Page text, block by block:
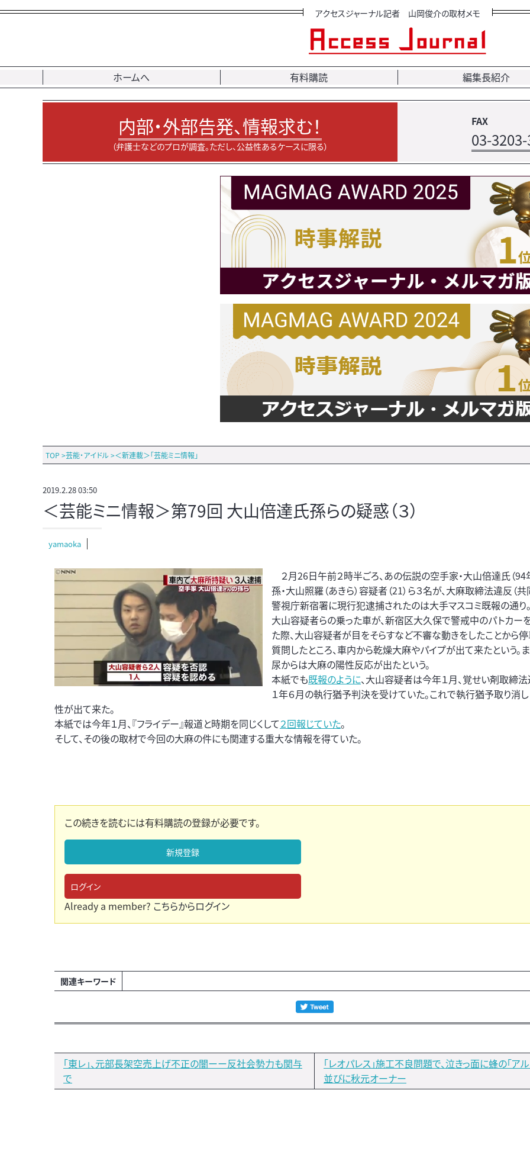
アクセスジャーナル記者 山岡俊介の取材メモ
ホームへ 有料購読 編集長紹介
内部・外部告発、情報求む！
（弁護士などのプロが調査。ただし、公益性あるケースに限る）
FAX
03-
TOP >芸能・アイドル>＜新連載＞「芸能ミニ情報」
2019.2.28 03:50
＜芸能ミニ情報＞第79回 大山倍達氏孫らの疑惑（３）
yamaoka
２月26日午前２時半ごろ、あの伝説の空手家・大山倍達氏（94
孫・大山照羅（あきら）容疑者（21）ら３名が、大麻取締法違反（
警視庁新宿署に現行犯逮捕されたのは大手マスコミ既報の通り
大山容疑者らの乗った車が、新宿区大久保で警戒中のパトカー
た際、大山容疑者が目をそらすなど不審な動きをしたことから
質問したところ、車内から乾燥大麻やパイプが出て来たという。ま
尿からは大麻の陽性反応が出たという。
本紙でも既報のように、大山容疑者は今年１月、覚せい剤取締
１年６月の執行猶予判決を受けていた。これで執行猶予取り消
性が出て来た。
本紙では今年１月、『フライデー』報道と時期を同じくして２回報じていた。
そして、その後の取材で今回の大麻の件にも関連する重大な情報を得ていた。
この続きを読むには有料購読の登録が必要です。
新規登録
ログイン
Already a member? こちらからログイン
関連キーワード
「東レ」、元部長架空売上げ不正の闇ーー反社会勢力も関与
で
「レオパレス」施工不良問題で、泣きっ面に蜂の「ア
並びに秋元オーナー